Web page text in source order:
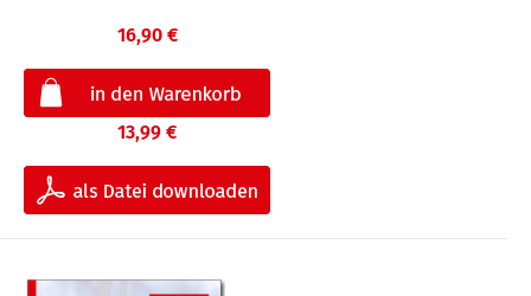
16,90 €
13,99 €